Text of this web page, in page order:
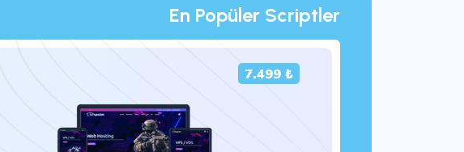
En Popüler Scriptler
7.499 ₺